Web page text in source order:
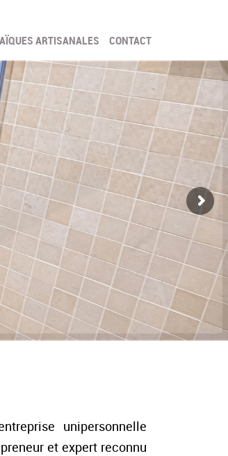
ARTISANALES CONTACT
unipersonnelle
et expert reconnu